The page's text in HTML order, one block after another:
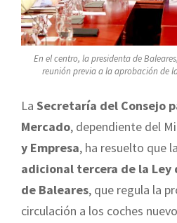
En el centro, la presidenta de
reunión previa a la aprobación de
La Secretaría del Consejo
Mercado, dependiente del
y Empresa, ha resuelto que la
adicional tercera de la Ley
de Baleares, que regula la
circulación a los coches